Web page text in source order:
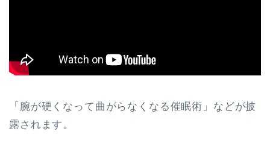
「腕が硬くなって曲がらなくなる催眠術」などが披
露されます。